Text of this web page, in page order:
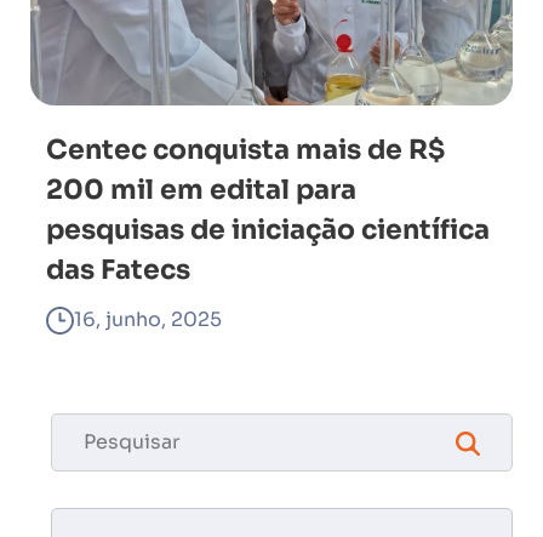
Centec conquista mais de R$
200 mil em edital para
pesquisas de iniciação científica
das Fatecs
16, junho, 2025